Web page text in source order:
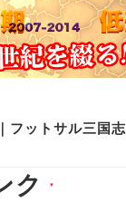
フットサル三国志
ク ▼